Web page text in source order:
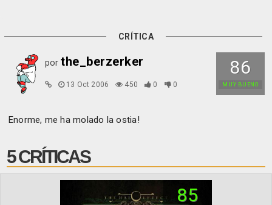
CRÍTICA
86
MUY BUENO
porthe_berzerker
13 Oct 2006 450 0 0
Enorme, me ha molado la ostia!
5 CRÍTICAS
85